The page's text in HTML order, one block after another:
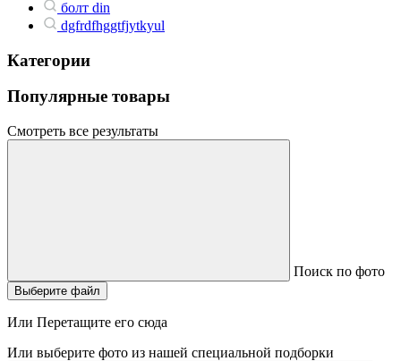
болт din
dgfrdfhggtfjytkyul
Категории
Популярные товары
Смотреть все результаты
Поиск по фото
Выберите файл
Или Перетащите его сюда
Или выберите фото из нашей специальной подборки